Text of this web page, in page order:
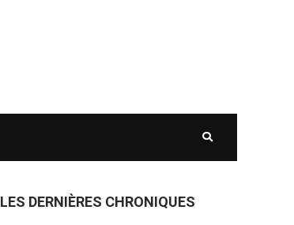
LES DERNIÈRES CHRONIQUES